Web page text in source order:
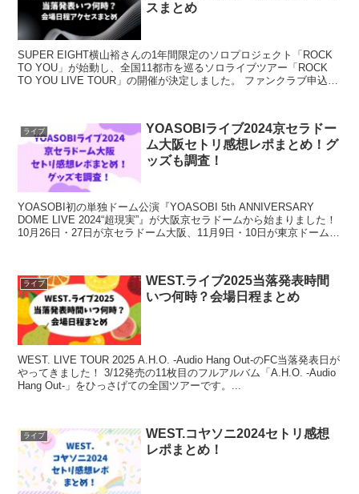
スまとめ
SUPER EIGHT横山裕さんの1年間限定のソロプロジェクト「ROCK
TO YOU」が始動し、全国11都市を巡るソロライブツアー「ROCK
TO YOU LIVE TOUR」の開催が決定しました。 ファンクラブ申込が
ライブ
YOASOBIライブ2024京セラドー
ム大阪セトリ感想レポまとめ！グ
ッズも調査！
YOASOBI初の単独ドーム公演『YOASOBI 5th ANNIVERSARY
DOME LIVE 2024“超現実”』が大阪京セラドームから始まりました！
10月26日・27日が京セラドーム大阪、11月9日・10日が東京ドームで
ライブ
WEST.ライブ2025当落発表時間
いつ何時？会場日程まとめ
WEST. LIVE TOUR 2025 A.H.O. -Audio Hang Out-のFC当落発表日が
やってきました！ 3/12発売の11枚目のフルアルバム「A.H.O. -Audio
Hang Out-」をひっさげての全国ツアーです。...
ライブ
WEST.コヤソニ2024セトリ感想
レポまとめ！